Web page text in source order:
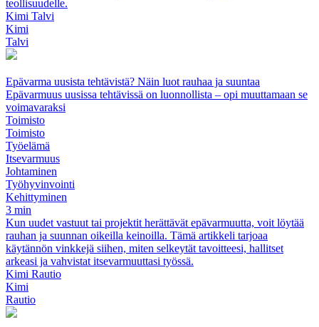
teollisuudelle.
Kimi Talvi
Kimi
Talvi
Epävarma uusista tehtävistä? Näin luot rauhaa ja suuntaa
Epävarmuus uusissa tehtävissä on luonnollista – opi muuttamaan se
voimavaraksi
Toimisto
Toimisto
Työelämä
Itsevarmuus
Johtaminen
Työhyvinvointi
Kehittyminen
3 min
Kun uudet vastuut tai projektit herättävät epävarmuutta, voit löytää
rauhan ja suunnan oikeilla keinoilla. Tämä artikkeli tarjoaa
käytännön vinkkejä siihen, miten selkeytät tavoitteesi, hallitset
arkeasi ja vahvistat itsevarmuuttasi työssä.
Kimi Rautio
Kimi
Rautio